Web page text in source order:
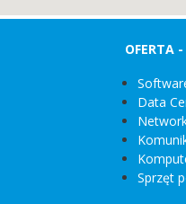
OFERTA
Data
Sprzęt